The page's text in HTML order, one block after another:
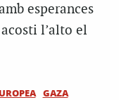
esperances
l’alto el
GAZA